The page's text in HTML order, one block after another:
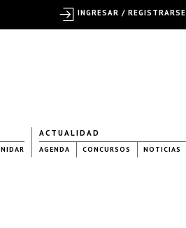
ACTUALIDAD
AGENDA CONCURSOS NOTICIAS
INGRESAR / REGISTRARSE